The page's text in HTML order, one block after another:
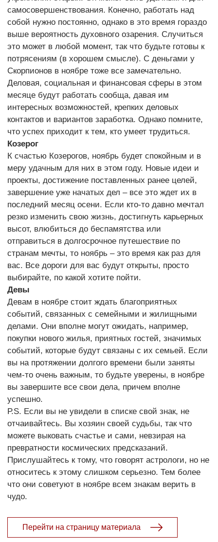
самосовершенствования. Конечно, работать над
собой нужно постоянно, однако в это время гораздо
выше вероятность духовного озарения. Случиться
это может в любой момент, так что будьте готовы к
потрясениям (в хорошем смысле). С деньгами у
Скорпионов в ноябре тоже все замечательно.
Деловая, социальная и финансовая сферы в этом
месяце будут работать сообща, давая им
интересных возможностей, крепких деловых
контактов и вариантов заработка. Однако помните,
что успех приходит к тем, кто умеет трудиться.
Козерог
К счастью Козерогов, ноябрь будет спокойным и в
меру удачным для них в этом году. Новые идеи и
проекты, достижение поставленных ранее целей,
завершение уже начатых дел – все это ждет их в
последний месяц осени. Если кто-то давно мечтал
резко изменить свою жизнь, достигнуть карьерных
высот, влюбиться до беспамятства или
отправиться в долгосрочное путешествие по
странам мечты, то ноябрь – это время как раз для
вас. Все дороги для вас будут открыты, просто
выбирайте, по какой хотите пойти.
Девы
Девам в ноябре стоит ждать благоприятных
событий, связанных с семейными и жилищными
делами. Они вполне могут ожидать, например,
покупки нового жилья, приятных гостей, значимых
событий, которые будут связаны с их семьей. Если
вы на протяжении долгого времени были заняты
чем-то очень важным, то будьте уверены, в ноябре
вы завершите все свои дела, причем вполне
успешно.
Р.S. Если вы не увидели в списке свой знак, не
отчаивайтесь. Вы хозяин своей судьбы, так что
можете выковать счастье и сами, невзирая на
превратности космических предсказаний.
Прислушайтесь к тому, что говорят астрологи, но не
относитесь к этому слишком серьезно. Тем более
что они советуют в ноябре всем знакам верить в
чудо.
Перейти на страницу материала